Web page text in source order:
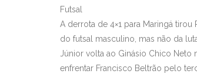
Futsal
A derrota de 4×1 para Maringá tirou
do futsal masculino, mas não da
Júnior volta ao Ginásio Chico Neto
enfrentar Francisco Beltrão pelo